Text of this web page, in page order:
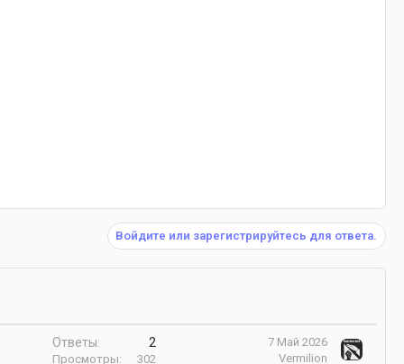
Войдите или зарегистрируйтесь для ответа.
Ответы 2
Просмотры 302
7 Май 2026
Vermilion